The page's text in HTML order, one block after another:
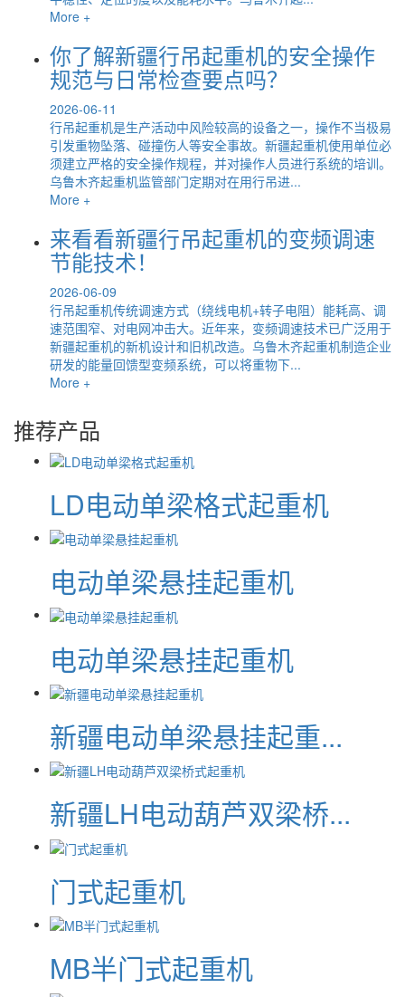
More +
你了解新疆行吊起重机的安全操作
规范与日常检查要点吗？
2026-06-11
行吊起重机是生产活动中风险较高的设备之一，操作不当极易
引发重物坠落、碰撞伤人等安全事故。新疆起重机使用单位必
须建立严格的安全操作规程，并对操作人员进行系统的培训。
乌鲁木齐起重机监管部门定期对在用行吊进...
More +
来看看新疆行吊起重机的变频调速
节能技术！
2026-06-09
行吊起重机传统调速方式（绕线电机+转子电阻）能耗高、调
速范围窄、对电网冲击大。近年来，变频调速技术已广泛用于
新疆起重机的新机设计和旧机改造。乌鲁木齐起重机制造企业
研发的能量回馈型变频系统，可以将重物下...
More +
推荐产品
LD电动单梁格式起重机
电动单梁悬挂起重机
电动单梁悬挂起重机
新疆电动单梁悬挂起重...
新疆LH电动葫芦双梁桥...
门式起重机
MB半门式起重机